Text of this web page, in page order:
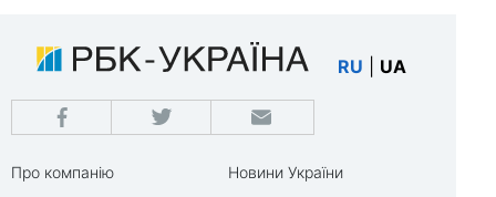
RU UA
Про компанію
Новини України